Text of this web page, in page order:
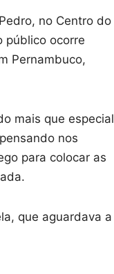
no Centro do
público ocorre
Pernambuco,
mais que especial
nos
para colocar as
que aguardava a